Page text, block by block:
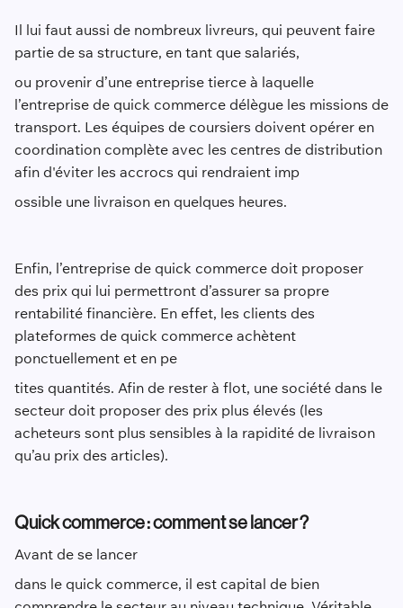
Il lui faut aussi de nombreux livreurs, qui peuvent faire
partie de sa structure, en tant que salariés,
ou provenir d’une entreprise tierce à laquelle
l’entreprise de quick commerce délègue les missions de
transport. Les équipes de coursiers doivent opérer en
coordination complète avec les centres de distribution
afin d'éviter les accrocs qui rendraient imp
ossible une livraison en quelques heures.
Enfin, l’entreprise de quick commerce doit proposer
des prix qui lui permettront d’assurer sa propre
rentabilité financière. En effet, les clients des
plateformes de quick commerce achètent
ponctuellement et en pe
tites quantités. Afin de rester à flot, une société dans le
secteur doit proposer des prix plus élevés (les
acheteurs sont plus sensibles à la rapidité de livraison
qu’au prix des articles).
Quick commerce : comment se lancer ?
Avant de se lancer
dans le quick commerce, il est capital de bien